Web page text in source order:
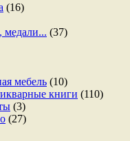
(16)
медали... (37)
мебель (10)
книги (110)
(3)
(27)